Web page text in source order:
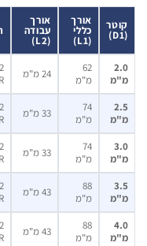
אורך
כללי
(L1)
אורך
עבודה
(L2)
חומר
62
מ"מ
M2
SUPER
74
מ"מ
M2
SUPER
74
מ"מ
M2
SUPER
88
מ"מ
M2
SUPER
88
מ"מ
M2
SUPER